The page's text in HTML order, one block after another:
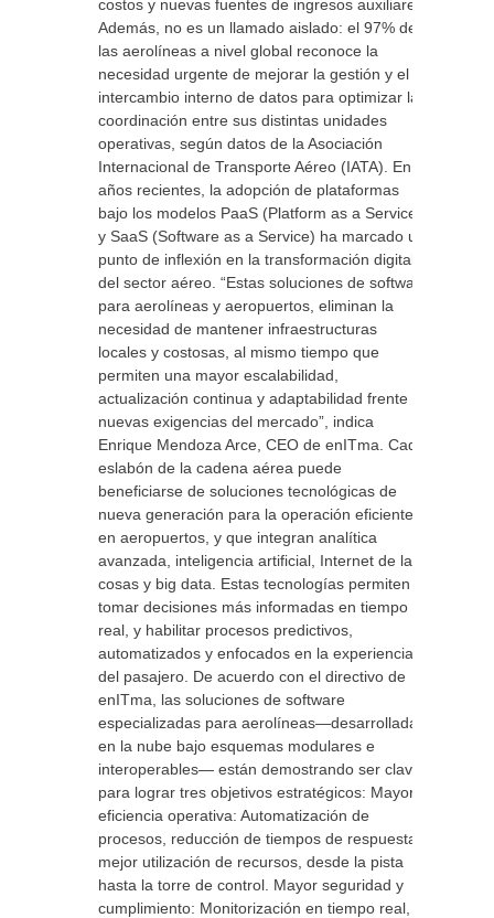
costos y nuevas fuentes de ingresos auxiliares.
Además, no es un llamado aislado: el 97% de
las aerolíneas a nivel global reconoce la
necesidad urgente de mejorar la gestión y el
intercambio interno de datos para optimizar la
coordinación entre sus distintas unidades
operativas, según datos de la Asociación
Internacional de Transporte Aéreo (IATA). En
años recientes, la adopción de plataformas
bajo los modelos PaaS (Platform as a Service)
y SaaS (Software as a Service) ha marcado un
punto de inflexión en la transformación digital
del sector aéreo. “Estas soluciones de software
para aerolíneas y aeropuertos, eliminan la
necesidad de mantener infraestructuras
locales y costosas, al mismo tiempo que
permiten una mayor escalabilidad,
actualización continua y adaptabilidad frente a
nuevas exigencias del mercado”, indica
Enrique Mendoza Arce, CEO de enITma. Cada
eslabón de la cadena aérea puede
beneficiarse de soluciones tecnológicas de
nueva generación para la operación eficiente
en aeropuertos, y que integran analítica
avanzada, inteligencia artificial, Internet de las
cosas y big data. Estas tecnologías permiten
tomar decisiones más informadas en tiempo
real, y habilitar procesos predictivos,
automatizados y enfocados en la experiencia
del pasajero. De acuerdo con el directivo de
enITma, las soluciones de software
especializadas para aerolíneas—desarrolladas
en la nube bajo esquemas modulares e
interoperables— están demostrando ser claves
para lograr tres objetivos estratégicos: Mayor
eficiencia operativa: Automatización de
procesos, reducción de tiempos de respuesta y
mejor utilización de recursos, desde la pista
hasta la torre de control. Mayor seguridad y
cumplimiento: Monitorización en tiempo real,